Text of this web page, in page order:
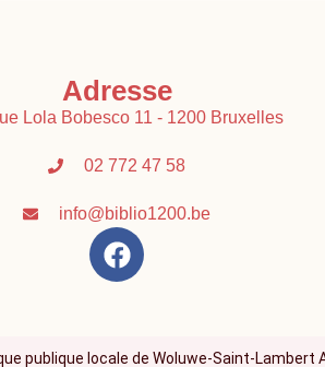
Adresse
Lola Bobesco 11 - 1200 Bruxelles
02 772 47 58
info@biblio1200.be
publique locale de Woluwe-Saint-Lambert